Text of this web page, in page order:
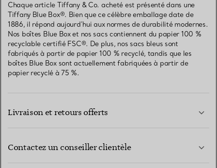
Chaque article Tiffany & Co. acheté est présenté dans une
Tiffany Blue Box®. Bien que ce célèbre emballage date de
1886, il répond aujourd’hui aux normes de durabilité modernes.
Nos boîtes Blue Box et nos sacs contiennent du papier 100 %
recyclable certifié FSC®. De plus, nos sacs bleus sont
fabriqués à partir de papier 100 % recyclé, tandis que les
boîtes Blue Box sont actuellement fabriquées à partir de
papier recyclé à 75 %.
Livraison et retours offerts
Contactez un conseiller clientèle